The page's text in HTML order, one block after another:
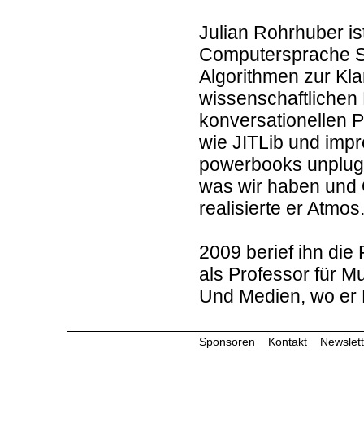
Julian Rohrhuber
Computersprache
Algorithmen zur
wissenschaftlichen
konversationellen
wie JITLib und
powerbooks
was wir haben und
realisierte er Atmos.
2009 berief ihn die
als Professor für
Und Medien, wo
Sponsoren Kontakt